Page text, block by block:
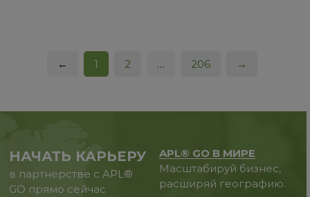
← 1 2 … 206 →
НАЧАТЬ КАРЬЕРУ
в партнерстве с APL®
GO прямо сейчас
APL® GO В МИРЕ
Масштабируй бизнес,
расширяй географию.